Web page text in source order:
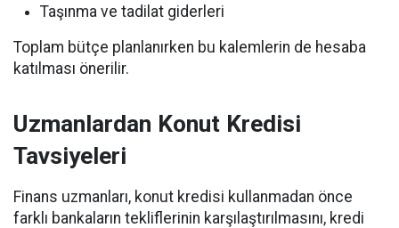
Taşınma ve tadilat giderleri
Toplam bütçe planlanırken bu kalemlerin de hesaba
katılması önerilir.
Uzmanlardan Konut Kredisi
Tavsiyeleri
Finans uzmanları, konut kredisi kullanmadan önce
farklı bankaların tekliflerinin karşılaştırılmasını, kredi